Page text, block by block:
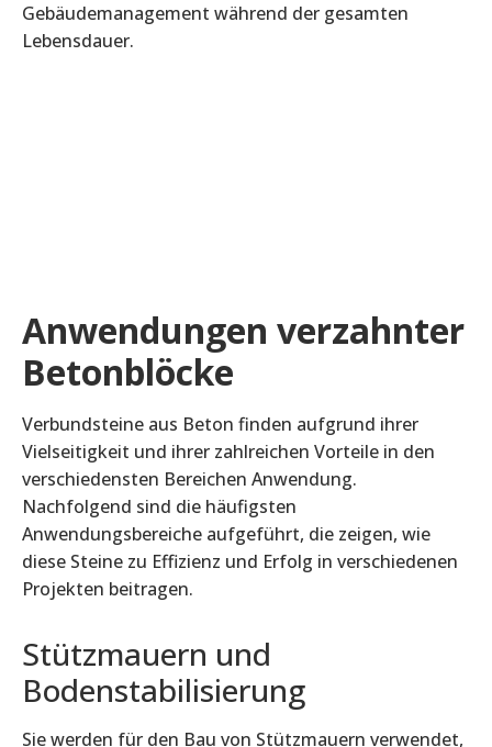
Gebäudemanagement während der gesamten
Lebensdauer.
Anwendungen verzahnter
Betonblöcke
Verbundsteine aus Beton finden aufgrund ihrer
Vielseitigkeit und ihrer zahlreichen Vorteile in den
verschiedensten Bereichen Anwendung.
Nachfolgend sind die häufigsten
Anwendungsbereiche aufgeführt, die zeigen, wie
diese Steine zu Effizienz und Erfolg in verschiedenen
Projekten beitragen.
Stützmauern und
Bodenstabilisierung
Sie werden für den Bau von Stützmauern verwendet,